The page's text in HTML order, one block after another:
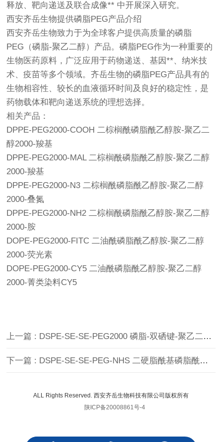
释放、靶向递送及联合成像** 中开展深入研究。
西安齐岳生物提供磷脂PEG产品介绍
西安齐岳生物致力于为全球客户提供高质量的磷脂
PEG（磷脂-聚乙二醇）产品。磷脂PEG作为一种重要的
生物医药原料，广泛应用于药物递送、基因**、纳米技
术、疫苗等多个领域。齐岳生物的磷脂PEG产品具有的
生物相容性、较长的血液循环时间及良好的稳定性，是
药物载体和靶向递送系统的理想选择。
相关产品：
DPPE-PEG2000-COOH 二棕榈酰磷脂酰乙醇胺-聚乙二
醇2000-羧基
DPPE-PEG2000-MAL 二棕榈酰磷脂酰乙醇胺-聚乙二醇
2000-羧基
DPPE-PEG2000-N3 二棕榈酰磷脂酰乙醇胺-聚乙二醇
2000-叠氮
DPPE-PEG2000-NH2 二棕榈酰磷脂酰乙醇胺-聚乙二醇
2000-胺
DOPE-PEG2000-FITC 二油酰磷脂酰乙醇胺-聚乙二醇
2000-荧光素
DOPE-PEG2000-CY5 二油酰磷脂酰乙醇胺-聚乙二醇
2000-菁类染料CY5
上一篇 : DSPE-SE-SE-PEG2000 磷脂-双硒键-聚乙二醇 PEG-SE-SE-DSPE
下一篇 : DSPE-SE-SE-PEG-NHS 二硬脂酰基磷脂酰乙醇胺-双硒键-聚乙二醇-活性酯 N-羟基琥珀酰亚胺
ALL Rights Reserved. 西安齐岳生物科技有限公司版权所有
陕ICP备20008861号-4